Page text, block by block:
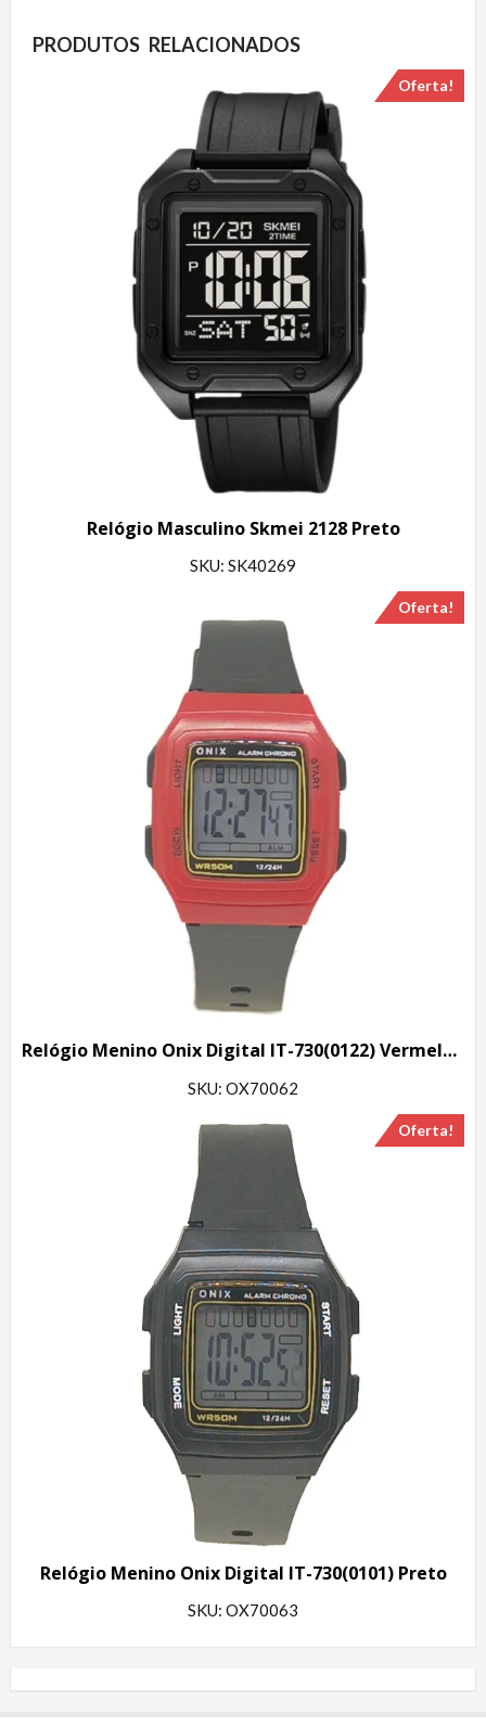
PRODUTOS RELACIONADOS
Oferta!
Relógio Masculino Skmei 2128 Preto
SKU: SK40269
Oferta!
Relógio Menino Onix Digital IT-730(0122) Vermelho e Preto
SKU: OX70062
Oferta!
Relógio Menino Onix Digital IT-730(0101) Preto
SKU: OX70063